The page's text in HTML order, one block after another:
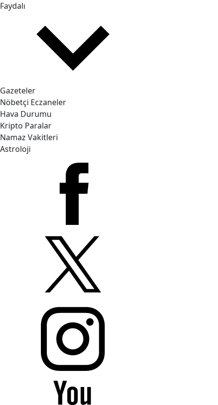
Faydalı
Gazeteler
Nöbetçi Eczaneler
Hava Durumu
Kripto Paralar
Namaz Vakitleri
Astroloji